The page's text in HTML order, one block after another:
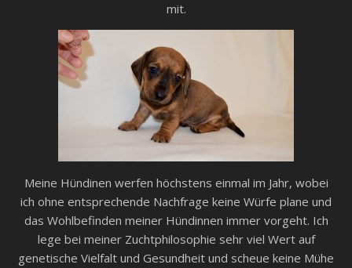
mit.
Meine Hündinen werfen höchstens einmal im Jahr, wobei
ich ohne entsprechende Nachfrage keine Würfe plane und
das Wohlbefinden meiner Hündinnen immer vorgeht. Ich
lege bei meiner Zuchtphilosophie sehr viel Wert auf
genetische Vielfalt und Gesundheit und scheue keine Mühe